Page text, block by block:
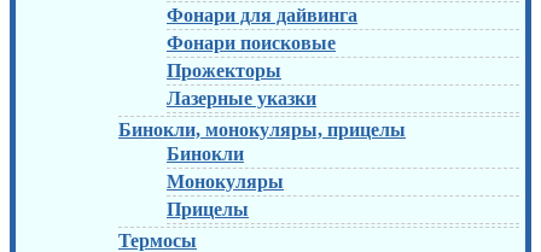
Фонари для дайвинга
Фонари поисковые
Прожекторы
Лазерные указки
Бинокли, монокуляры, прицелы
Бинокли
Монокуляры
Прицелы
Термосы